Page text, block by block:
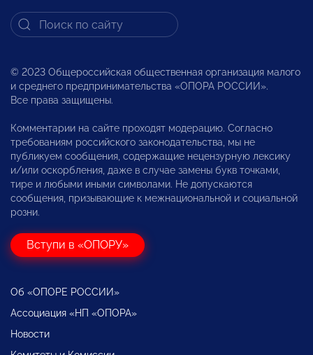
© 2023 Общероссийская общественная организация малого
и среднего предпринимательства «ОПОРА РОССИИ».
Все права защищены.
Комментарии на сайте проходят модерацию. Согласно
требованиям российского законодательства, мы не
публикуем сообщения, содержащие нецензурную лексику
и/или оскорбления, даже в случае замены букв точками,
тире и любыми иными символами. Не допускаются
сообщения, призывающие к межнациональной и социальной
розни.
Вступи в «ОПОРУ»
Об «ОПОРЕ РОССИИ»
Ассоциация «НП «ОПОРА»
Новости